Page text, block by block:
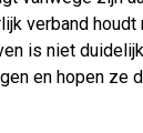
verband
is niet
en hopen ze